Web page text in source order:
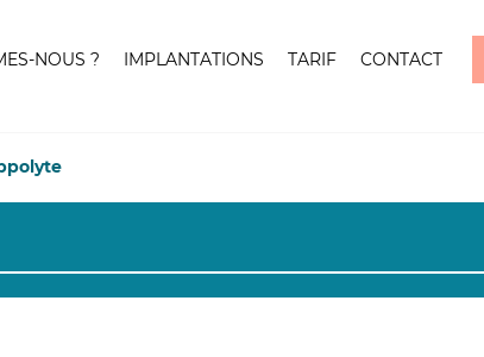
NOUS ? IMPLANTATIONS TARIF CONTACT